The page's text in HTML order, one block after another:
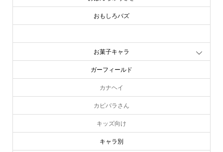
おもしろバズ
お菓子キャラ
ガーフィールド
カナヘイ
カピバラさん
キッズ向け
キャラ別